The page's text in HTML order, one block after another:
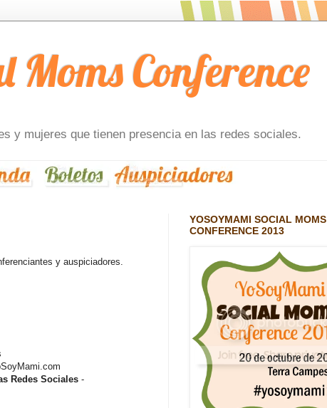
Conference
y mujeres que tienen presencia en las redes sociales.
y auspiciadores.
Redes Sociales -
YOSOYMAMI SOCIAL MOMS
CONFERENCE 2013